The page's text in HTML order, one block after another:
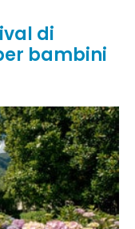
di
bambini